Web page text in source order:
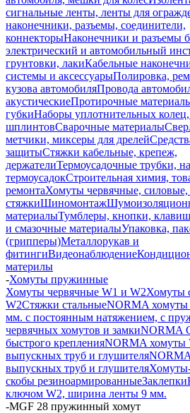
сигнальные ленты, ленты для
наконечники, разъемы, соединители,
коннекторыНаконечники и разъемы
электрический и автомобильный
грунтовки, лакиКабельные
системы и аксессуарыПолировка,
кузова автомобиляПровода
акустическиеПротирочные
губкиНаборы уплотнительных
шплинтовСварочные материалы
метчики, миксеры для дрелей
защитыСтяжки кабельные, крепеж,
держателиТермоусадочные трубки,
термоусадокСтроительная химия,
ремонтаХомуты червячные, силовые,
стяжкиШиномонтаж
материалыТумблеры, кнопки,
и смазочные материалыУпаковка,
(грипперы)Металлорукав и
фитингиВидеонаблюдение
материлы
-Хомуты пружинные
Хомуты червячные W1 и W2Хомуты
W2Стяжки стальныеNORMA хомуты
мм. с постоянным натяжением, с
червячных хомутов и замкиNORMA
быстрого крепленияNORMA хомуты
выпускных труб и глушителя
выпускных труб и глушителя
скобы резиноармированныеЗаклепки
ключом W2, ширина ленты 9 мм.
-MGF 28 пружинный хомут